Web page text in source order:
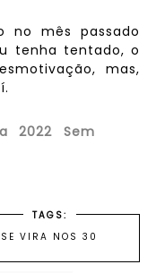
no mês passado
tenha tentado, o
mas,
2022 Sem
TAGS:
SE VIRA NOS 30